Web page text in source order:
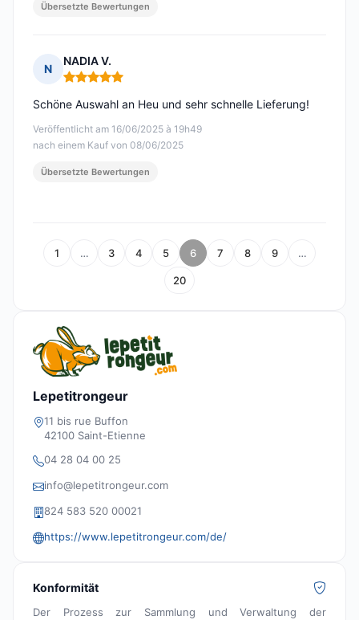
Übersetzte Bewertungen
N
NADIA V.
Hinweis: 5 von 5
Veröffentlicht am 16/06/2025 à 19h49
nach einem Kauf von 08/06/2025
Schöne Auswahl an Heu und sehr schnelle Lieferung!
Übersetzte Bewertungen
1 … 3 4 5 6 7 8 9 …
20
Lepetitrongeur
11 bis rue Buffon
42100 Saint-Etienne
04 28 04 00 25
info@lepetitrongeur.com
824 583 520 00021
https://www.lepetitrongeur.com/de/
Konformität
Der Prozess zur Sammlung und Verwaltung der